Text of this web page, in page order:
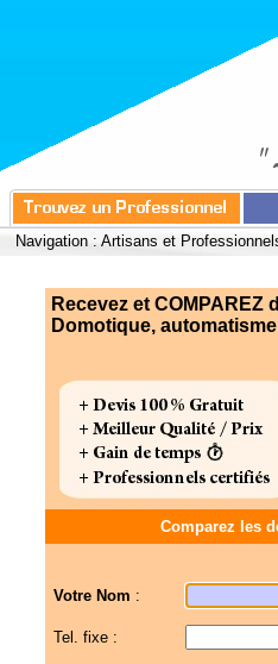
Navigation : Artisans et
Recevez et
Domotique,
Comparez les
Votre Nom :
Tel. fixe :